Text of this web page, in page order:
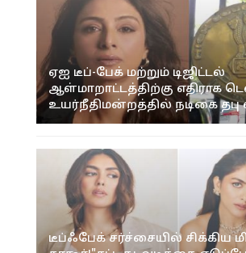
ஏஐ டீப்-பேக் மற்றும் டிஜிட்டல்
ஆள்மாறாட்டத்திற்கு எதிராக
உயர்நீதிமன்றத்தில் நடிகை தபு
டீப்ஃபேக் சர்ச்சையில் சிக்கிய